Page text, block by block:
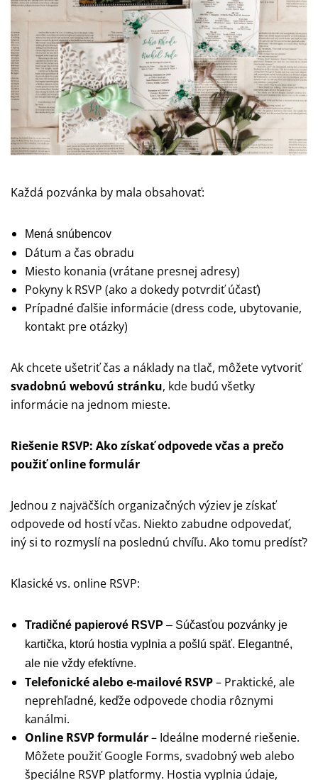
Každá pozvánka by mala obsahovať:
Mená snúbencov
Dátum a čas obradu
Miesto konania (vrátane presnej adresy)
Pokyny k RSVP (ako a dokedy potvrdiť účasť)
Prípadné ďalšie informácie (dress code, ubytovanie,
kontakt pre otázky)
Ak chcete ušetriť čas a náklady na tlač, môžete vytvoriť
svadobnú webovú stránku, kde budú všetky
informácie na jednom mieste.
Riešenie RSVP: Ako získať odpovede včas a prečo
použiť online formulár
Jednou z najväčších organizačných výziev je získať
odpovede od hostí včas. Niekto zabudne odpovedať,
iný si to rozmyslí na poslednú chvíľu. Ako tomu predísť?
Klasické vs. online RSVP:
Tradičné papierové RSVP – Súčasťou pozvánky je
kartička, ktorú hostia vyplnia a pošlú späť. Elegantné,
ale nie vždy efektívne.
Telefonické alebo e-mailové RSVP– Praktické, ale
neprehľadné, keďže odpovede chodia rôznymi
kanálmi.
Online RSVP formulár– Ideálne moderné riešenie.
Môžete použiť Google Forms, svadobný web alebo
špeciálne RSVP platformy. Hostia vyplnia údaje,